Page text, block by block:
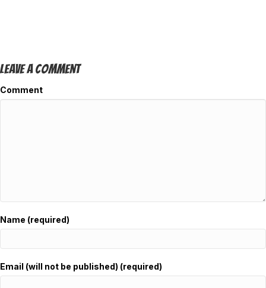
Leave A Comment
Comment
Name (required)
Email (will not be published) (required)